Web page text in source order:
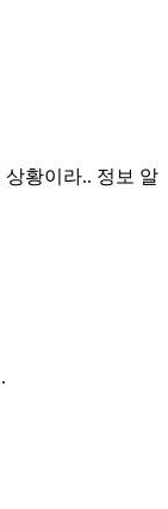
황이라.. 정보 알